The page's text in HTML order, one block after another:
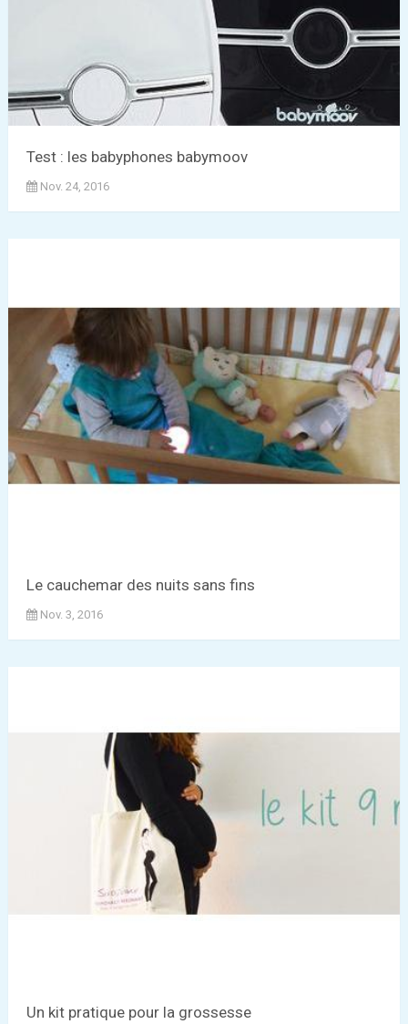
Test : les babyphones babymoov
Nov. 24, 2016
Le cauchemar des nuits sans fins
Nov. 3, 2016
Un kit pratique pour la grossesse